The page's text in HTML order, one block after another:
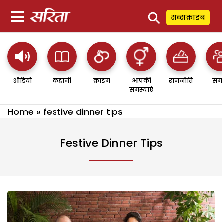
⚲ सब्सक्राइब
ऑडियो कहानी क्राइम
आपकी
समस्याएं
राजनीति
Home » festive dinner tips
Festive Dinner Tips